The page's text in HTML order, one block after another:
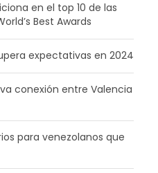
en el top 10 de las
Best Awards
expectativas en 2024
conexión entre Valencia
para venezolanos que